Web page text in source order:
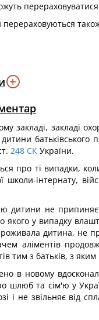
закладі, закладі
батьківського
248 СК України.
про ті випадки,
школи-інтернату,
дитини не
якого у випадку
дитина, не
аліментів
тим з батьків, з
в новому
шлюб та сім'ю у
і не звільняє від